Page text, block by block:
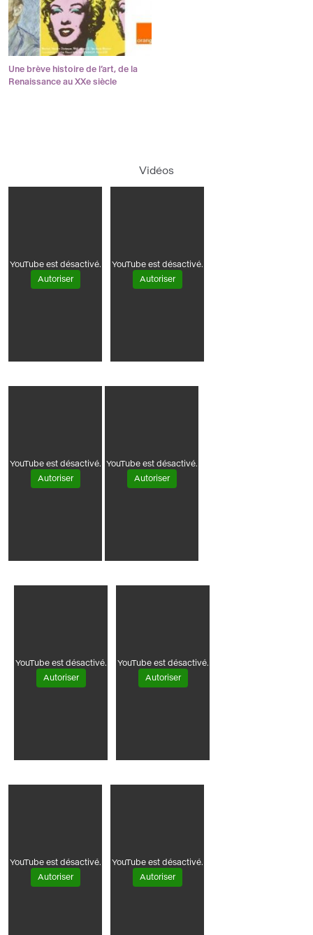
Une brève histoire de l’art, de la
Renaissance au XXe siècle
Vidéos
YouTube est désactivé.
Autoriser
YouTube est désactivé.
Autoriser
YouTube est désactivé.
Autoriser
YouTube est désactivé.
Autoriser
YouTube est désactivé.
Autoriser
YouTube est désactivé.
Autoriser
YouTube est désactivé.
Autoriser
YouTube est désactivé.
Autoriser